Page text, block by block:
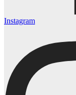
Instagram